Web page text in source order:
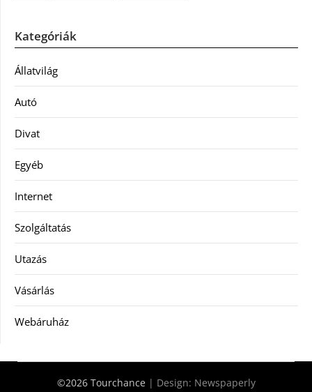
Kategóriák
Állatvilág
Autó
Divat
Egyéb
Internet
Szolgáltatás
Utazás
Vásárlás
Webáruház
©2026 Tourchance | Design: Newspaperly